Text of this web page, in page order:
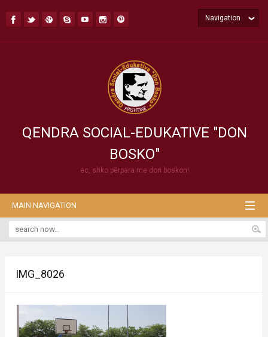
QENDRA SOCIAL-EDUKATIVE "DON
BOSKO"
ec, shko përpara me don boskon!
Navigation
MAIN NAVIGATION
IMG_8026